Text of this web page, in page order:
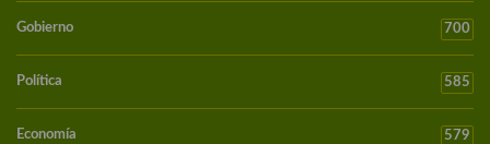
Gobierno 700
Política 585
Economía 579